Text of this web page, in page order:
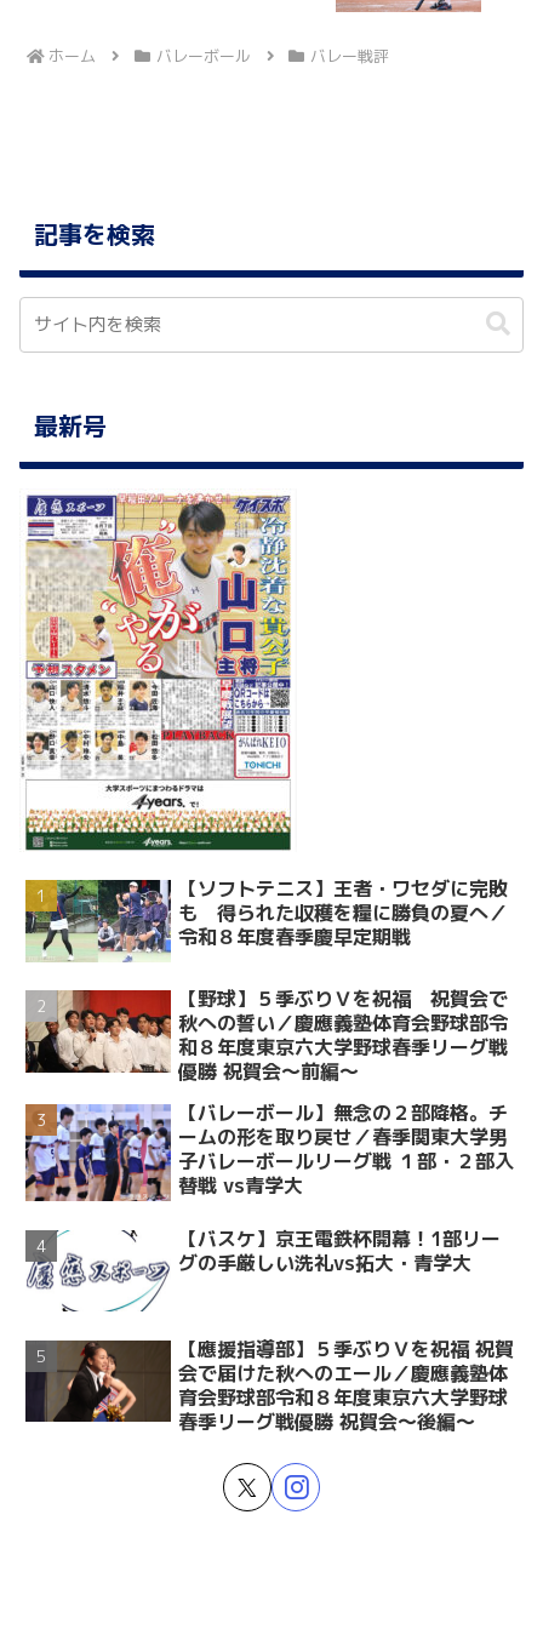
ホーム バレーボール バレー戦評
記事を検索
最新号
【ソフトテニス】王者・ワセダに完敗
も 得られた収穫を糧に勝負の夏へ／
令和８年度春季慶早定期戦
【野球】５季ぶりＶを祝福 祝賀会で
秋への誓い／慶應義塾体育会野球部令
和８年度東京六大学野球春季リーグ戦
優勝 祝賀会～前編～
【バレーボール】無念の２部降格。チ
ームの形を取り戻せ／春季関東大学男
子バレーボールリーグ戦 １部・２部入
替戦 vs青学大
【バスケ】京王電鉄杯開幕！1部リー
グの手厳しい洗礼vs拓大・青学大
【應援指導部】５季ぶりＶを祝福 祝賀
会で届けた秋へのエール／慶應義塾体
育会野球部令和８年度東京六大学野球
春季リーグ戦優勝 祝賀会～後編～